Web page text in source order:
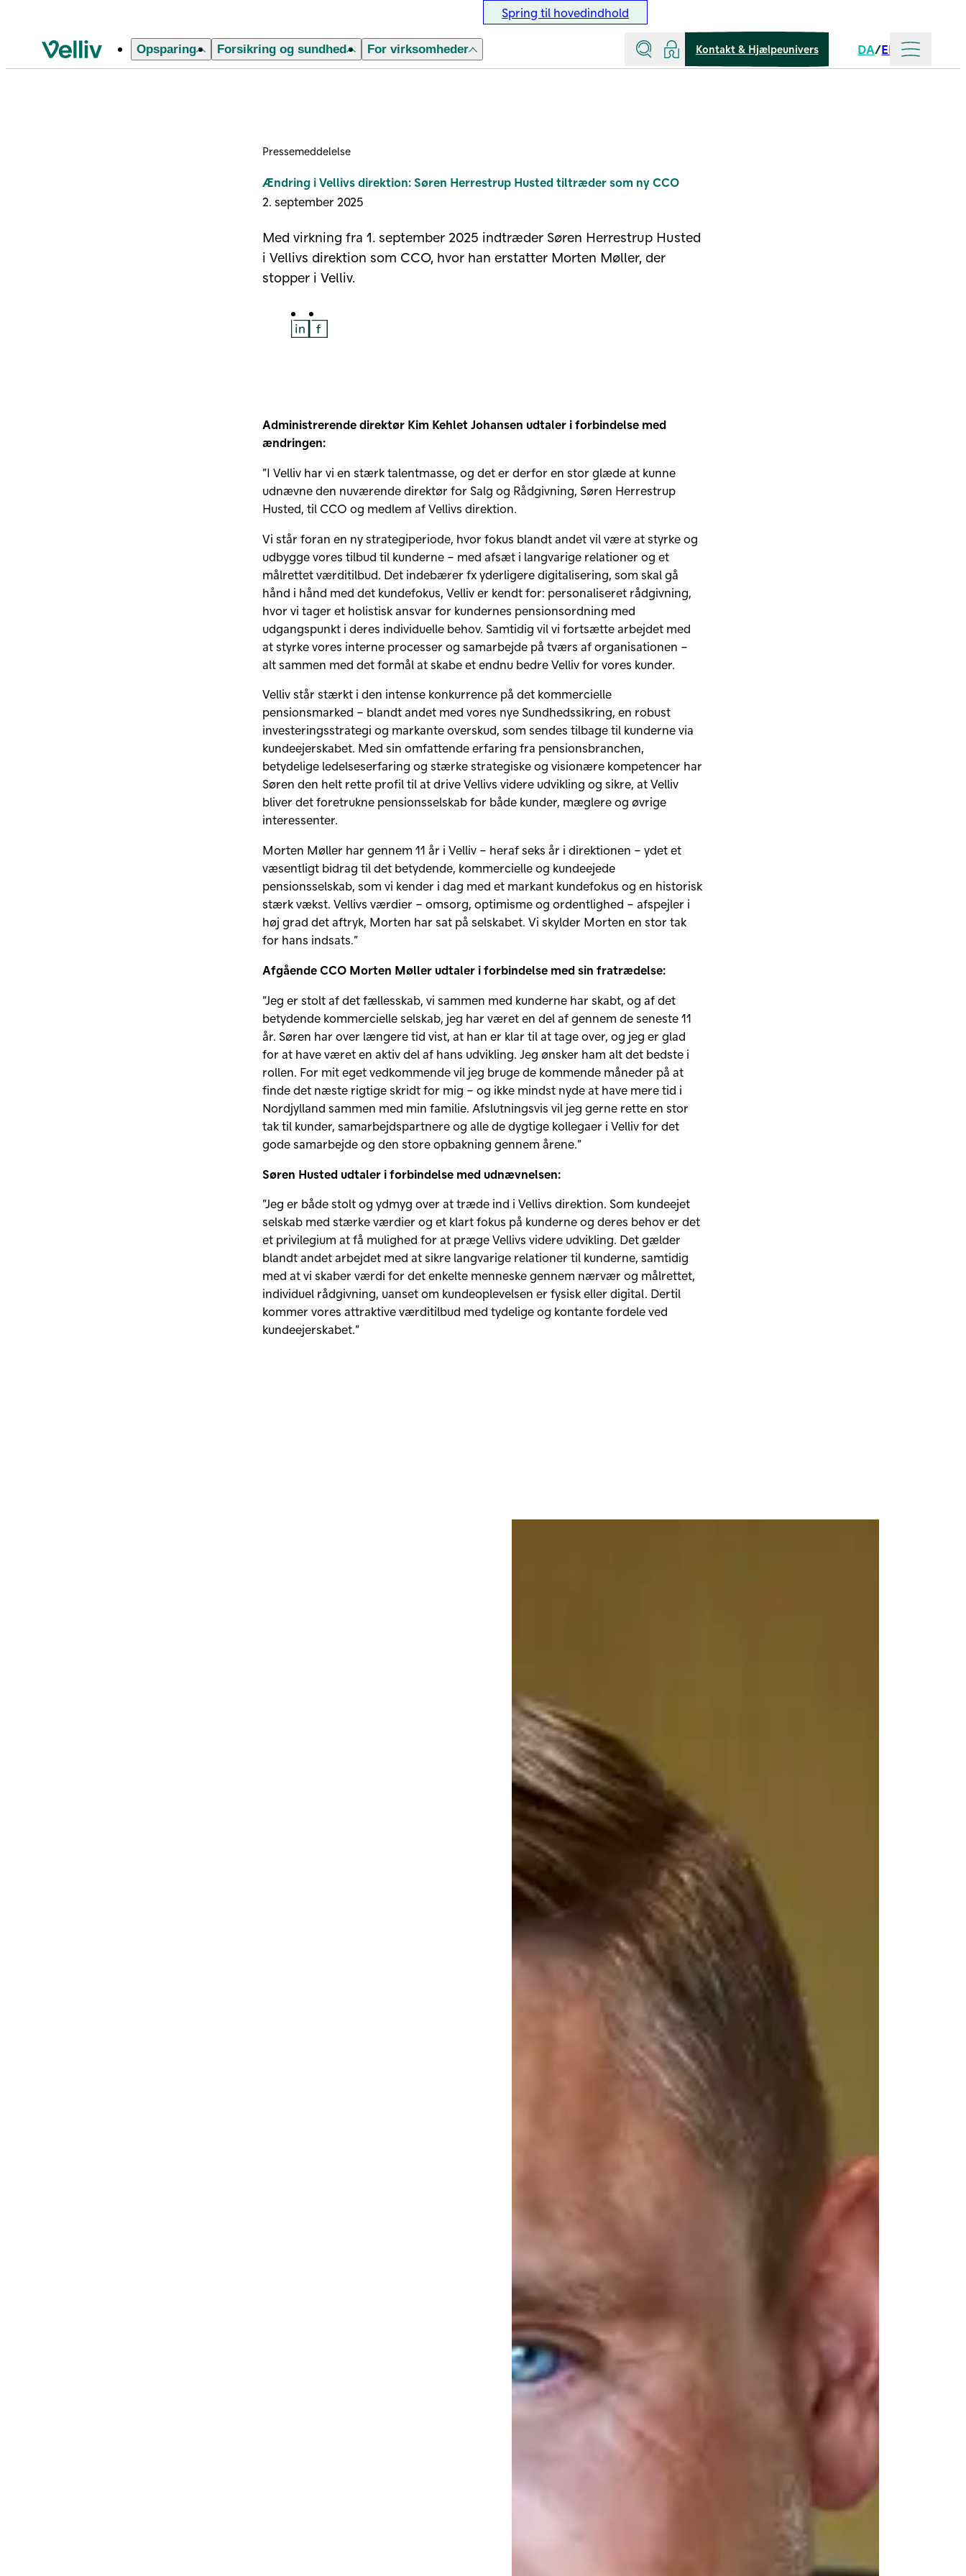
Spring til hovedindhold
Velliv startside
Opsparing Forsikring og sundhed For virksomheder Søg Log indKontakt & Hjælpeunivers
Sprog
DA EN Mere
Ændring i Vellivs direktion: Søren Herrestrup Husted tiltræder som ny CCO
2. september 2025
Pressemeddelelse
Med virkning fra 1. september 2025 indtræder Søren Herrestrup Husted
i Vellivs direktion som CCO, hvor han erstatter Morten Møller, der
stopper i Velliv.
Del på LinkedIn
Administrerende direktør Kim Kehlet Johansen udtaler i forbindelse med
ændringen:
”I Velliv har vi en stærk talentmasse, og det er derfor en stor glæde at kunne
udnævne den nuværende direktør for Salg og Rådgivning, Søren Herrestrup
Husted, til CCO og medlem af Vellivs direktion.
Vi står foran en ny strategiperiode, hvor fokus blandt andet vil være at styrke og
udbygge vores tilbud til kunderne – med afsæt i langvarige relationer og et
målrettet værditilbud. Det indebærer fx yderligere digitalisering, som skal gå
hånd i hånd med det kundefokus, Velliv er kendt for: personaliseret rådgivning,
hvor vi tager et holistisk ansvar for kundernes pensionsordning med
udgangspunkt i deres individuelle behov. Samtidig vil vi fortsætte arbejdet med
at styrke vores interne processer og samarbejde på tværs af organisationen –
alt sammen med det formål at skabe et endnu bedre Velliv for vores kunder.
Velliv står stærkt i den intense konkurrence på det kommercielle
pensionsmarked – blandt andet med vores nye Sundhedssikring, en robust
investeringsstrategi og markante overskud, som sendes tilbage til kunderne via
kundeejerskabet. Med sin omfattende erfaring fra pensionsbranchen,
betydelige ledelseserfaring og stærke strategiske og visionære kompetencer har
Søren den helt rette profil til at drive Vellivs videre udvikling og sikre, at Velliv
bliver det foretrukne pensionsselskab for både kunder, mæglere og øvrige
interessenter.
Morten Møller har gennem 11 år i Velliv – heraf seks år i direktionen – ydet et
væsentligt bidrag til det betydende, kommercielle og kundeejede
pensionsselskab, som vi kender i dag med et markant kundefokus og en historisk
stærk vækst. Vellivs værdier – omsorg, optimisme og ordentlighed – afspejler i
høj grad det aftryk, Morten har sat på selskabet. Vi skylder Morten en stor tak
for hans indsats.”
Afgående CCO Morten Møller udtaler i forbindelse med sin fratrædelse:
”Jeg er stolt af det fællesskab, vi sammen med kunderne har skabt, og af det
betydende kommercielle selskab, jeg har været en del af gennem de seneste 11
år. Søren har over længere tid vist, at han er klar til at tage over, og jeg er glad
for at have været en aktiv del af hans udvikling. Jeg ønsker ham alt det bedste i
rollen. For mit eget vedkommende vil jeg bruge de kommende måneder på at
finde det næste rigtige skridt for mig – og ikke mindst nyde at have mere tid i
Nordjylland sammen med min familie. Afslutningsvis vil jeg gerne rette en stor
tak til kunder, samarbejdspartnere og alle de dygtige kollegaer i Velliv for det
gode samarbejde og den store opbakning gennem årene.”
Søren Husted udtaler i forbindelse med udnævnelsen:
”Jeg er både stolt og ydmyg over at træde ind i Vellivs direktion. Som kundeejet
selskab med stærke værdier og et klart fokus på kunderne og deres behov er det
et privilegium at få mulighed for at præge Vellivs videre udvikling. Det gælder
blandt andet arbejdet med at sikre langvarige relationer til kunderne, samtidig
med at vi skaber værdi for det enkelte menneske gennem nærvær og målrettet,
individuel rådgivning, uanset om kundeoplevelsen er fysisk eller digital. Dertil
kommer vores attraktive værditilbud med tydelige og kontante fordele ved
kundeejerskabet.”